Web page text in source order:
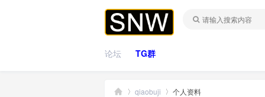
论坛 TG群
qiaobuji 个人资料